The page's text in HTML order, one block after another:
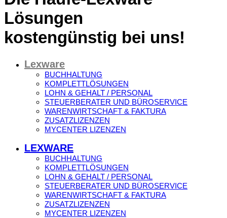
Lösungen
kostengünstig bei uns!
Lexware
BUCHHALTUNG
KOMPLETTLÖSUNGEN
LOHN & GEHALT / PERSONAL
STEUERBERATER UND BÜROSERVICE
WARENWIRTSCHAFT & FAKTURA
ZUSATZLIZENZEN
MYCENTER LIZENZEN
LEXWARE
BUCHHALTUNG
KOMPLETTLÖSUNGEN
LOHN & GEHALT / PERSONAL
STEUERBERATER UND BÜROSERVICE
WARENWIRTSCHAFT & FAKTURA
ZUSATZLIZENZEN
MYCENTER LIZENZEN